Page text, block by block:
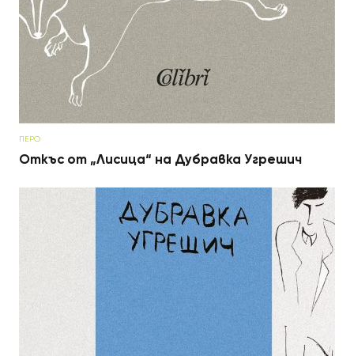
ПЕРО
Откъс от „Лисица“ на Дубравка Угрешич